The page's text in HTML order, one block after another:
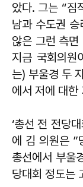
았다. 그는 “짐
남과 수도권 승
않은 그런 측
지금 국회의
는) 부울경 두
에서 저에 대한
‘총선 전 전당
에 김 의원은 ”
총선에서 부울
당대회 정도는